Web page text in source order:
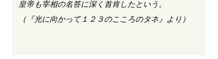
皇帝も宰相の名答に深く首肯したという。
（『光に向かって１２３のこころのタネ』より）